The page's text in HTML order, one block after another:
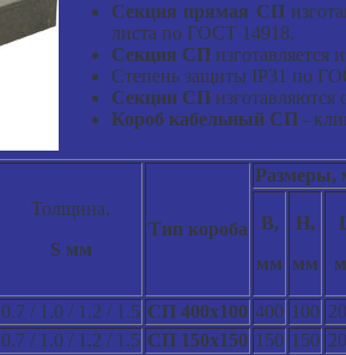
Секция прямая СП
листа по ГОСТ 14918.
Секция СП изготавляется
Степень защиты IP31 по
Секции СП
Короб кабельный СП -
Толщина,
S мм
Тип короба
Размеры,
В,
мм
Н,
мм
0.7 / 1.0 / 1.2 / 1.5 СП 400х100 400 100
0.7 / 1.0 / 1.2 / 1.5 СП 150х150 150 150